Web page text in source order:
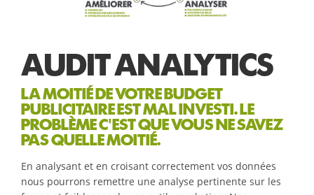
AUDIT ANALYTICS
LA MOITIÉ DE VOTRE BUDGET
PUBLICITAIRE EST MAL INVESTI. LE
PROBLÈME C'EST QUE VOUS NE SAVEZ
PAS QUELLE MOITIÉ.
En analysant et en croisant correctement vos données
nous pourrons remettre une analyse pertinente sur les